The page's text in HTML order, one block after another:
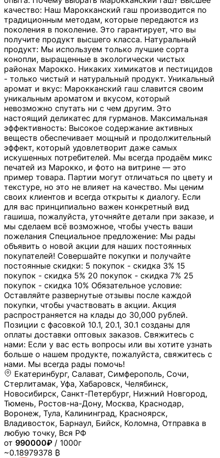
качество: Наш Марокканский гаш производится по
традиционным методам, которые передаются из
поколения в поколение. Это гарантирует, что вы
получите продукт высшего класса. Натуральный
продукт: Мы используем только лучшие сорта
конопли, выращенные в экологически чистых
районах Марокко. Никаких химикатов и пестицидов
- только чистый и натуральный продукт. Уникальный
аромат и вкус: Марокканский гаш славится своим
уникальным ароматом и вкусом, который
невозможно спутать ни с чем другим. Это
настоящий деликатес для гурманов. Максимальная
эффективность: Высокое содержание активных
веществ обеспечивает мощный и продолжительный
эффект, который удовлетворит даже самых
искушенных потребителей. Мы всегда продаём микс
печатей из Марокко, и фото на витрине — это
пример товара. Партии могут отличаться по цвету и
текстуре, но это не влияет на качество. Мы ценим
своих клиентов и всегда открыты к диалогу. Если
для вас принципиально важен конкретный вид
гашиша, пожалуйста, уточняйте детали при заказе, и
мы сделаем всё возможное, чтобы учесть ваши
пожелания Специальное предложение: Мы рады
объявить о новой акции для наших постоянных
покупателей! Совершайте покупки и получайте
постоянные скидки: 5 покупок - скидка 3% 15
покупок - скидка 5% 20 покупок - скидка 7% 25
покупок - скидка 10% Обязательное условие:
Оставляйте развернутые отзывы после каждой
покупки, чтобы участвовать в акции. Акция
распространяется на клады до 30,000 рублей.
Позиции с фасовкой 10.1, 20.1, 30.1 созданы для
оплаты доставки оптовых заказов. Свяжитесь с
нами: Если у вас есть вопросы или вы хотите узнать
больше о нашем продукте, пожалуйста, свяжитесь с
нами. Мы всегда рады помочь!
Екатеринбург, Салават, Симферополь, Сочи,
Стерлитамак, Уфа, Хабаровск, Челябинск,
Новосибирск, Санкт-Петербург, Нижний Новгород,
Тюмень, Ростов-на-Дону, Москва, Краснодар,
Воронеж, Тула, Калининград, Красноярск,
Владивосток, Барнаул, Бийск, Коломна, Отправка в
любую точку, Вся РФ
от 990000₽ / 1000г
~0.18979378 ₿